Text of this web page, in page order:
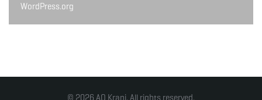
WordPress.org
© 2026 AO Kranj. All rights reserved.